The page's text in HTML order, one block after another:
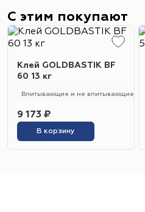
С этим покупают
Клей GOLDBASTIK BF
60 13 кг
Впитывающие и не впитывающие
9 173 ₽
В корзину